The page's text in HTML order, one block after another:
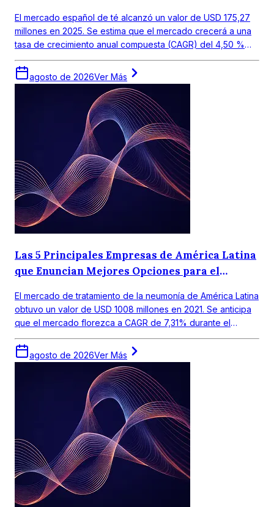
El mercado español de té alcanzó un valor de USD 175,27
millones en 2025. Se estima que el mercado crecerá a una
tasa de crecimiento anual compuesta (CAGR) del 4,50 %
entre 2026 y 2035, para alcanzar un valor de USD 272,19
millones en 2035.
agosto de 2026Ver Más
Las 5 Principales Empresas de América Latina
que Enuncian Mejores Opciones para el
El mercado de tratamiento de la neumonía de América Latina
obtuvo un valor de USD 1008 millones en 2021. Se anticipa
que el mercado florezca a CAGR de 7,31% durante el
periodo de pronóstico 2022-2027.
agosto de 2026Ver Más